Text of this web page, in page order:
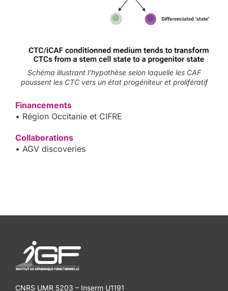
Schéma illustrant l’hypothèse selon laquelle les CAF
poussent les CTC vers un état progéniteur et prolifératif
Financements
• Région Occitanie et CIFRE
Collaborations
• AGV discoveries
CNRS UMR 5203 – Inserm U1191